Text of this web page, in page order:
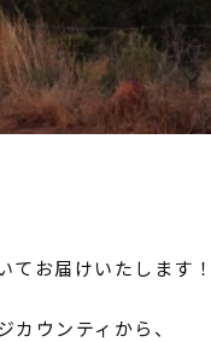
てお届けいたします！
ウンティから、